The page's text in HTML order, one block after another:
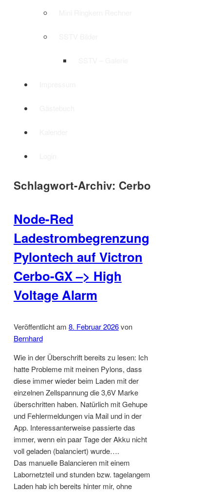
Schlagwort-Archiv: Cerbo
Node-Red
Ladestrombegrenzung
Pylontech auf Victron
Cerbo-GX –> High
Voltage Alarm
Veröffentlicht am 8. Februar 2026von
Bernhard
Wie in der Überschrift bereits zu lesen: Ich
hatte Probleme mit meinen Pylons, dass
diese immer wieder beim Laden mit der
einzelnen Zellspannung die 3,6V Marke
überschritten haben. Natürlich mit Gehupe
und Fehlermeldungen via Mail und in der
App. Interessanterweise passierte das
immer, wenn ein paar Tage der Akku nicht
voll geladen (balanciert) wurde….
Das manuelle Balancieren mit einem
Labornetzteil und stunden bzw. tagelangem
Laden hab ich bereits hinter mir, ohne